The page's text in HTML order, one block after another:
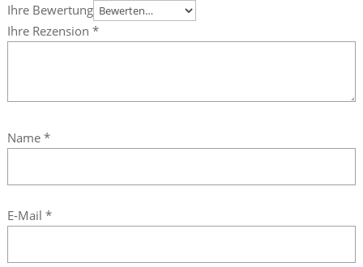
Ihre Bewertung
Ihre Rezension *
Name *
E-Mail *